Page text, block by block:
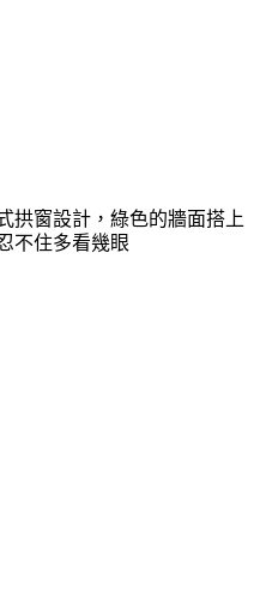
拱窗設計，綠色的牆面搭上
不住多看幾眼